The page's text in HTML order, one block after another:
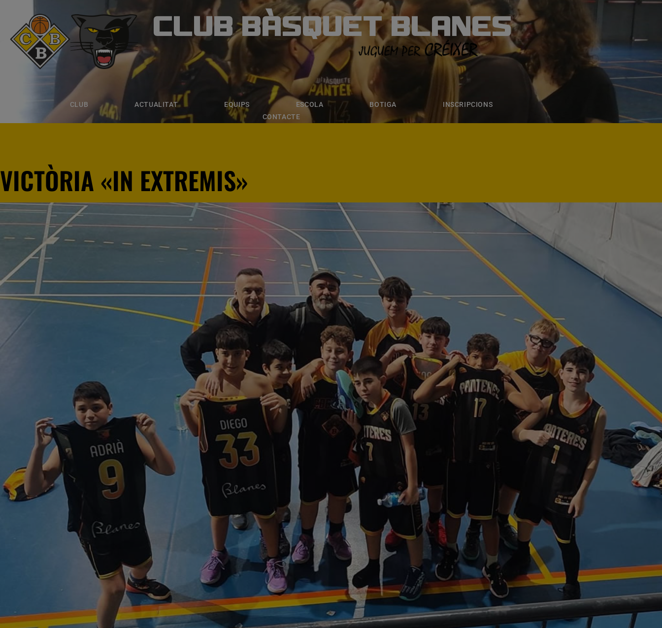
CLUB BÀSQUET BLANES
CLUB ACTUALITAT EQUIPS ESCOLA BOTIGA
INSCRIPCIONS
CONTACTE
CLUB BÀSQUET BLANES
ACTUALITAT ESCOLA BOTIGA INSCRIPCIONS
VICTÒRIA «IN EXTREMIS»